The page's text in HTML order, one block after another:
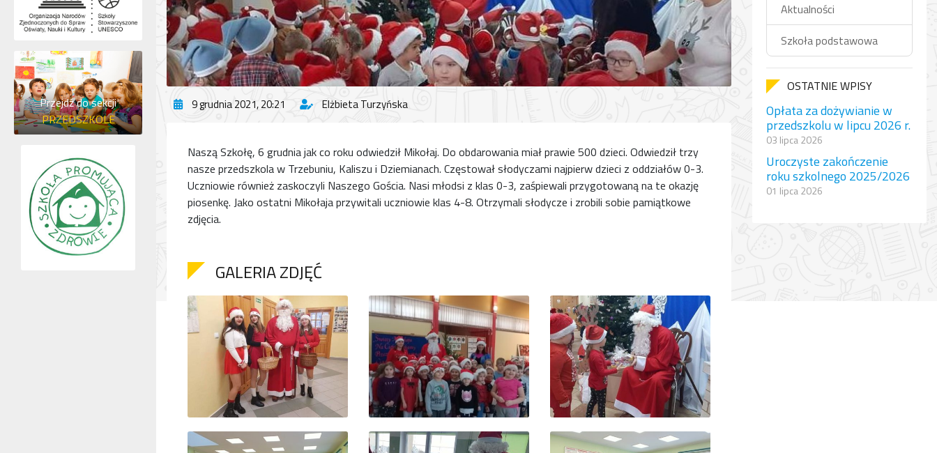
9 grudnia 2021, 20:21 Elżbieta Turzyńska
Naszą Szkołę, 6 grudnia jak co roku odwiedził Mikołaj. Do obdarowania miał prawie 500 dzieci. Odwiedził trzy
nasze przedszkola w Trzebuniu, Kaliszu i Dziemianach. Częstował słodyczami najpierw dzieci z oddziałów 0-3.
Uczniowie również zaskoczyli Naszego Gościa. Nasi młodsi z klas 0-3, zaśpiewali przygotowaną na te okazję
piosenkę. Jako ostatni Mikołaja przywitali uczniowie klas 4-8. Otrzymali słodycze i zrobili sobie pamiątkowe
zdjęcia.
GALERIA ZDJĘĆ
Aktualności
Szkoła podstawowa
OSTATNIE WPISY
Opłata za dożywianie w
przedszkolu w lipcu 2026 r.
03 lipca 2026
Uroczyste zakończenie
roku szkolnego 2025/2026
01 lipca 2026
Przejdź do sekcji
PRZEDSZKOLE